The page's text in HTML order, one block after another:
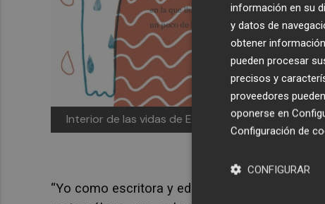
Interior de las vidas de Ema - Tu cuento y tu
“Yo como escritora y editora, he aprendido a
información en su
y datos de
obtener
pueden procesar
precisos y
proveedores
oponerse en
Configuración de
CONFIGURAR